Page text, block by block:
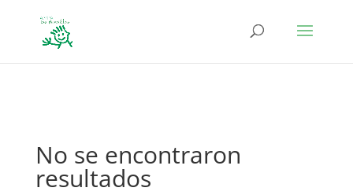
No se encontraron
resultados